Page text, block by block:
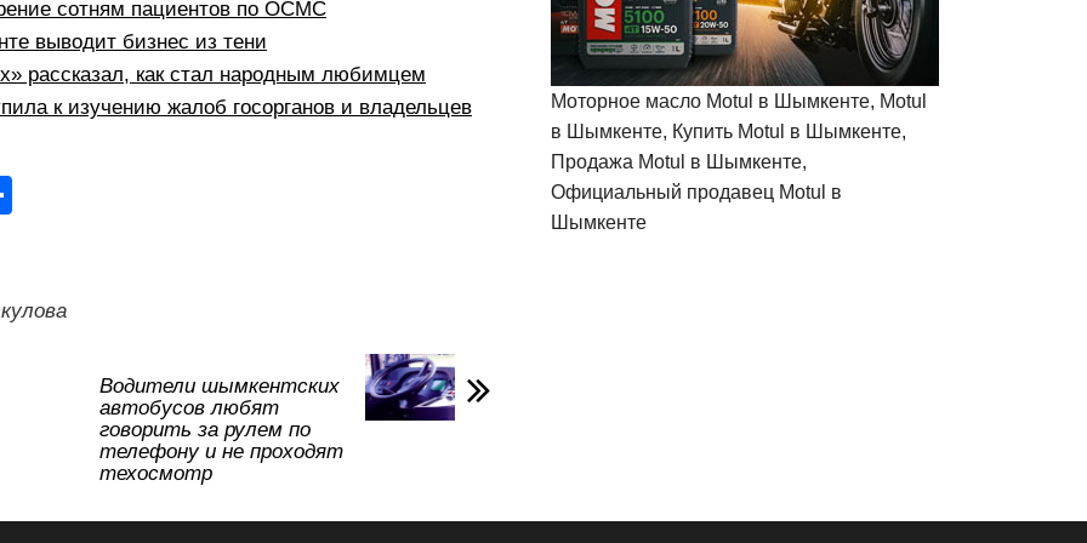
сотням пациентов по ОСМС
выводит бизнес из тени
рассказал, как стал народным любимцем
к изучению жалоб госорганов и владельцев
а
Водители шымкентских
автобусов любят
говорить за рулем по
телефону и не проходят
техосмотр
Моторное масло Motul в Шымкенте, Motul
в Шымкенте, Купить Motul в Шымкенте,
Продажа Motul в Шымкенте,
Официальный продавец Motul в
Шымкенте